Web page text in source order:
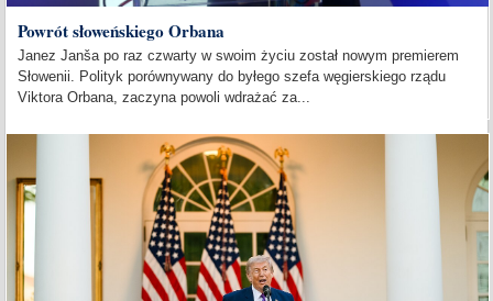
Powrót słoweńskiego Orbana
Janez Janša po raz czwarty w swoim życiu został nowym premierem
Słowenii. Polityk porównywany do byłego szefa węgierskiego rządu
Viktora Orbana, zaczyna powoli wdrażać za...